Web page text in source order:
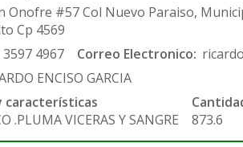
Onofre #57 Col Nuevo Paraiso,
Cp 4569
3597 4967 Correo Electronico:
ENCISO GARCIA
características
.PLUMA VICERAS Y SANGRE
873.6